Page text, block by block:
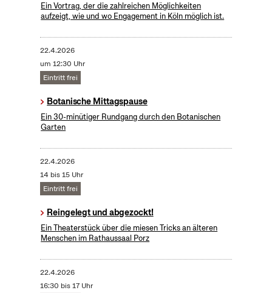
Ein Vortrag, der die zahlreichen Möglichkeiten
aufzeigt, wie und wo Engagement in Köln möglich ist.
22.4.2026
um 12:30 Uhr
Eintritt frei
Botanische Mittagspause
Ein 30-minütiger Rundgang durch den Botanischen
Garten
22.4.2026
14 bis 15 Uhr
Eintritt frei
Reingelegt und abgezockt!
Ein Theaterstück über die miesen Tricks an älteren
Menschen im Rathaussaal Porz
22.4.2026
16:30 bis 17 Uhr